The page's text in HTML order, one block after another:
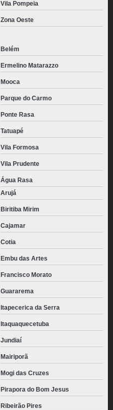
Vila Pompeia
Zona Oeste
Belém
Ermelino Matarazzo
Mooca
Parque do Carmo
Ponte Rasa
Tatuapé
Vila Formosa
Vila Prudente
Água Rasa
Arujá
Biritiba Mirim
Cajamar
Cotia
Embu das Artes
Francisco Morato
Guararema
Itapecerica da Serra
Itaquaquecetuba
Jundiaí
Mairiporã
Mogi das Cruzes
Pirapora do Bom Jesus
Ribeirão Pires